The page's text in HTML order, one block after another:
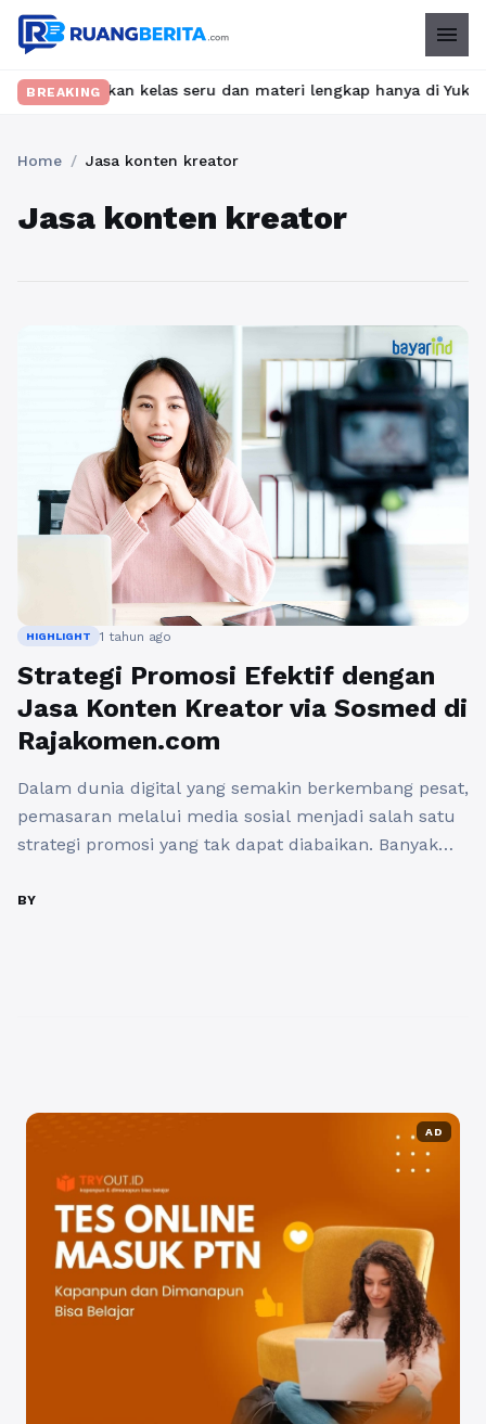
menu
BREAKINGkelas seru dan materi lengkap hanya di
Home / Jasa konten kreator
Jasa konten kreator
HIGHLIGHT 1 tahun ago
Strategi Promosi Efektif dengan
Jasa Konten Kreator via Sosmed di
Rajakomen.com
Dalam dunia digital yang semakin berkembang pesat,
pemasaran melalui media sosial menjadi salah satu
strategi promosi yang tak dapat diabaikan. Banyak
pentingnya keberadaan mereka di platform-platform
BY
AD